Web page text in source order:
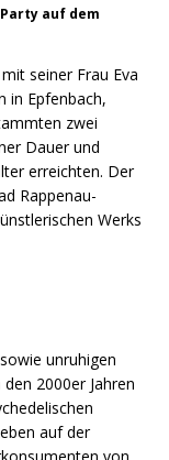
auf dem
seiner Frau Eva
in Epfenbach,
zwei
Dauer und
erreichten. Der
Rappenau-
Werks
unruhigen
2000er Jahren
auf der